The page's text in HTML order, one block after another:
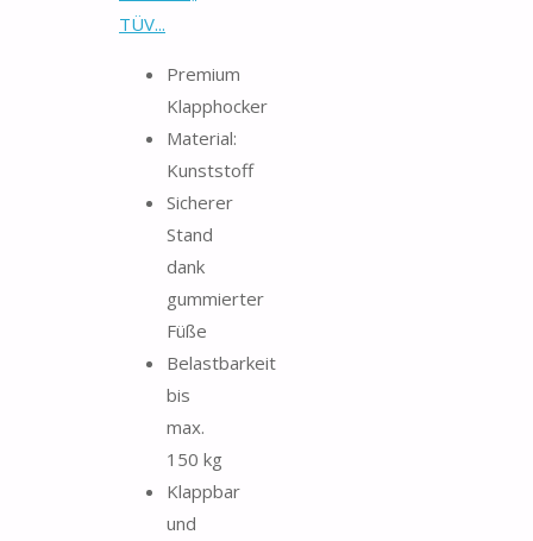
TÜV...
Premium
Klapphocker
Material:
Kunststoff
Sicherer
Stand
dank
gummierter
Füße
Belastbarkeit
bis
max.
150 kg
Klappbar
und